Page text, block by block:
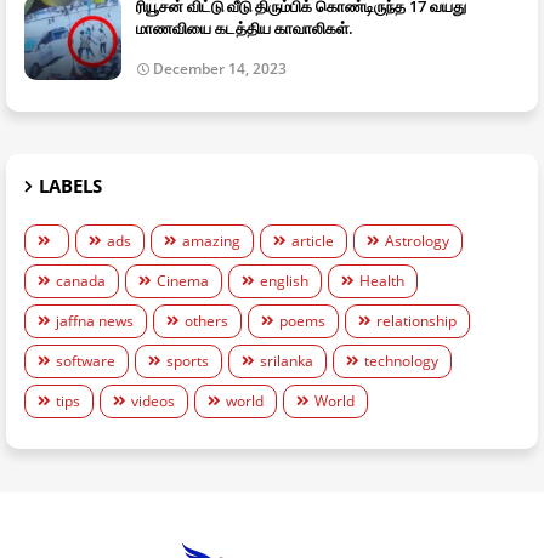
ரியூசன் விட்டு வீடு திரும்பிக் கொண்டிருந்த 17 வயது
மாணவியை கடத்திய காவாலிகள்.
December 14, 2023
LABELS
ads amazing article
Astrology
canada
Cinema english
Health
jaffna news
others poems
relationship
software
sports srilanka
technology
tips
videos world World